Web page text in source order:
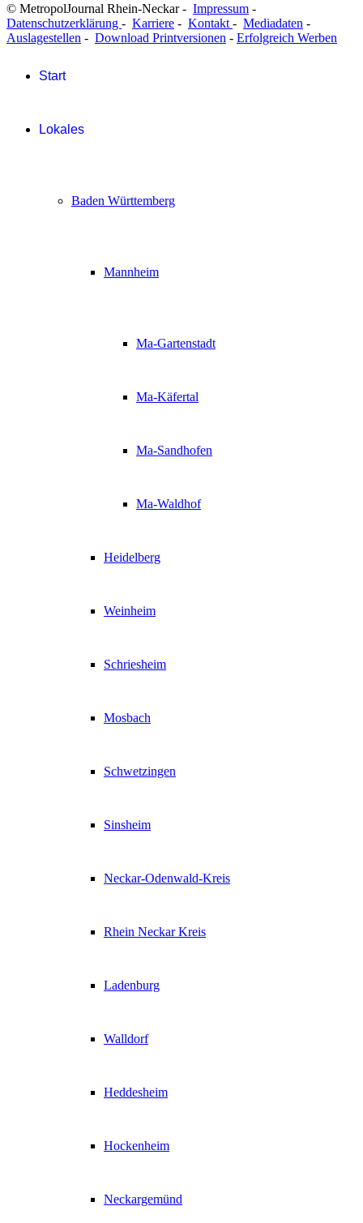
© MetropolJournal Rhein-Neckar - Impressum -
Datenschutzerklärung - Karriere - Kontakt - Mediadaten -
Auslagestellen - Download Printversionen - Erfolgreich Werben
Start
Lokales
Baden Württemberg
Mannheim
Ma-Gartenstadt
Ma-Käfertal
Ma-Sandhofen
Ma-Waldhof
Heidelberg
Weinheim
Schriesheim
Mosbach
Schwetzingen
Sinsheim
Neckar-Odenwald-Kreis
Rhein Neckar Kreis
Ladenburg
Walldorf
Heddesheim
Hockenheim
Neckargemünd